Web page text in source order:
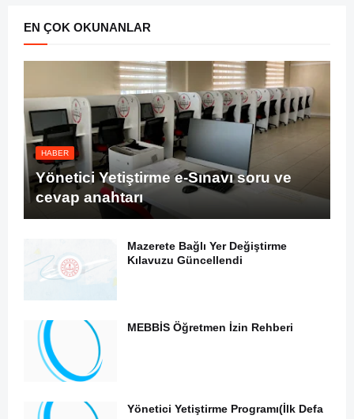
EN ÇOK OKUNANLAR
HABER
Yönetici Yetiştirme e-Sınavı soru ve
cevap anahtarı
Mazerete Bağlı Yer Değiştirme
Kılavuzu Güncellendi
MEBBİS Öğretmen İzin Rehberi
Yönetici Yetiştirme Programı(İlk Defa